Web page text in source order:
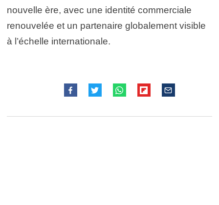
nouvelle ère, avec une identité commerciale
renouvelée et un partenaire globalement visible
à l’échelle internationale.